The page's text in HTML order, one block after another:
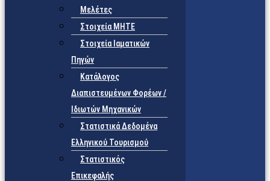
Μελέτες
Στοιχεία ΜΗΤΕ
Στοιχεία Ιαματικών
Πηγών
Κατάλογος
Διαπιστευμένων Φορέων /
Ιδιωτών Μηχανικών
Στατιστικά Δεδομένα
Ελληνικού Τουρισμού
Στατιστικός
Επικεφαλής